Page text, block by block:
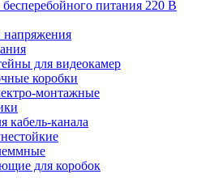
питания 220 В
напряжения
для видеокамер
коробки
монтажные
кабель-канала
для коробок